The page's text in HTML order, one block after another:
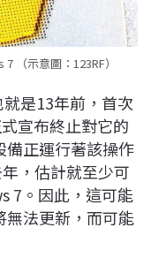
（示意圖：123RF）
是13年前，首次
宣布終止對它的
備正運行著該操作
，估計就至少可
7。因此，這可能
無法更新，而可能